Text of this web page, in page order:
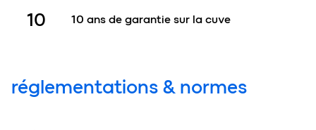
10 10 ans de garantie sur la cuve
réglementations & normes